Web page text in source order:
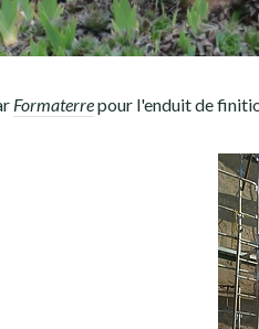
Formaterrepour l'enduit de